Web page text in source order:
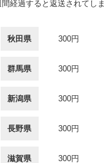
経過すると返送されてしま
秋田県 300円
群馬県 300円
新潟県 300円
長野県 300円
滋賀県 300円